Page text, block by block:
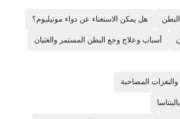
هل يمكن الاستغناء عن دواء موتيليوم؟
أسباب وعلاج وجع البطن المستمر والغثيان